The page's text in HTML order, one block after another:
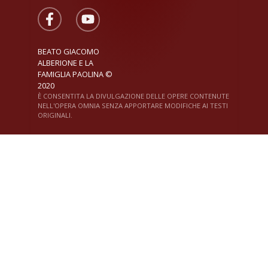
BEATO GIACOMO
ALBERIONE E LA
FAMIGLIA PAOLINA ©
2020
È CONSENTITA LA DIVULGAZIONE DELLE OPERE CONTENUTE
NELL'OPERA OMNIA SENZA APPORTARE MODIFICHE AI TESTI
ORIGINALI.